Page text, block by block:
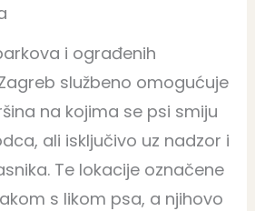
i ograđenih
službeno omogućuje
na kojima se psi smiju
ali isključivo uz nadzor i
Te lokacije označene
s likom psa, a njihovo